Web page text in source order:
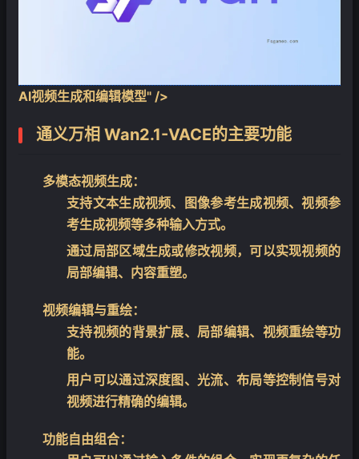
AI视频生成和编辑模型" />
通义万相 Wan2.1-VACE的主要功能
多模态视频生成：
支持文本生成视频、图像参考生成视频、视频参
考生成视频等多种输入方式。
通过局部区域生成或修改视频，可以实现视频的
局部编辑、内容重塑。
视频编辑与重绘：
支持视频的背景扩展、局部编辑、视频重绘等功
能。
用户可以通过深度图、光流、布局等控制信号对
视频进行精确的编辑。
功能自由组合：